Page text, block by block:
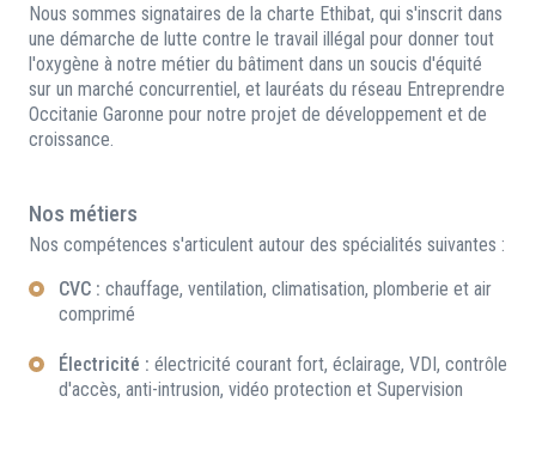
Nous sommes signataires de la charte Ethibat, qui s'inscrit dans
une démarche de lutte contre le travail illégal pour donner tout
l'oxygène à notre métier du bâtiment dans un soucis d'équité
sur un marché concurrentiel, et lauréats du réseau Entreprendre
Occitanie Garonne pour notre projet de développement et de
croissance.
Nos métiers
Nos compétences s'articulent autour des spécialités suivantes :
CVC : chauffage, ventilation, climatisation, plomberie et air
comprimé
Électricité : électricité courant fort, éclairage, VDI, contrôle
d'accès, anti-intrusion, vidéo protection et Supervision